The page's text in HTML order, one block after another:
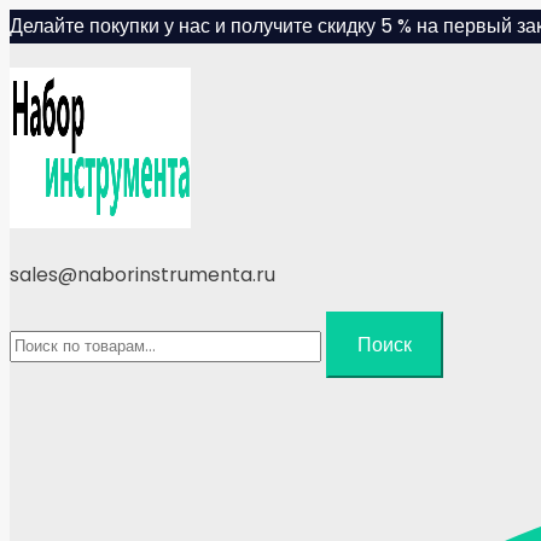
Skip
content
Делайте покупки у нас и получите скидку 5 % на первый
sales@naborinstrumenta.ru
Искать:
Поиск